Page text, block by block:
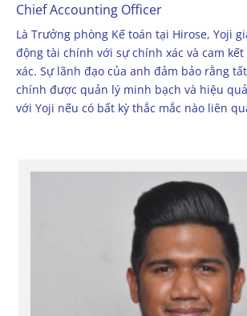
Chief Accounting Officer
Là Trưởng phòng Kế toán tại Hirose, Yoji
động tài chính với sự chính xác và cam
xác. Sự lãnh đạo của anh đảm bảo rằng
chính được quản lý minh bạch và hiệu
với Yoji nếu có bất kỳ thắc mắc nào liên